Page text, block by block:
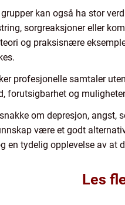
kan også ha stor
sorgreaksjoner eller
og praksisnære
profesjonelle samtaler
forutsigbarhet og
om depresjon,
være et godt
en tydelig opplevelse av at
Les